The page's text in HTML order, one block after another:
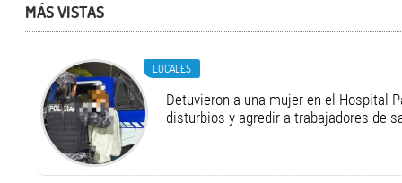
MÁS VISTAS
LOCALES
Detuvieron a una mujer en el Hospital
disturbios y agredir a trabajadores de